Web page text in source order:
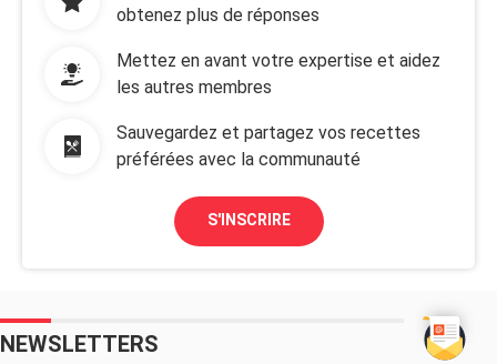
obtenez plus de réponses
Mettez en avant votre expertise et aidez
les autres membres
Sauvegardez et partagez vos recettes
préférées avec la communauté
S'INSCRIRE
NEWSLETTERS